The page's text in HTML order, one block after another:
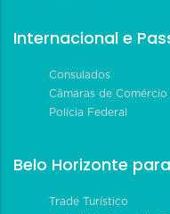
Internacional e
Consulados
Câmaras de Comércio
Polícia Federal
Belo Horizonte
Trade Turístico